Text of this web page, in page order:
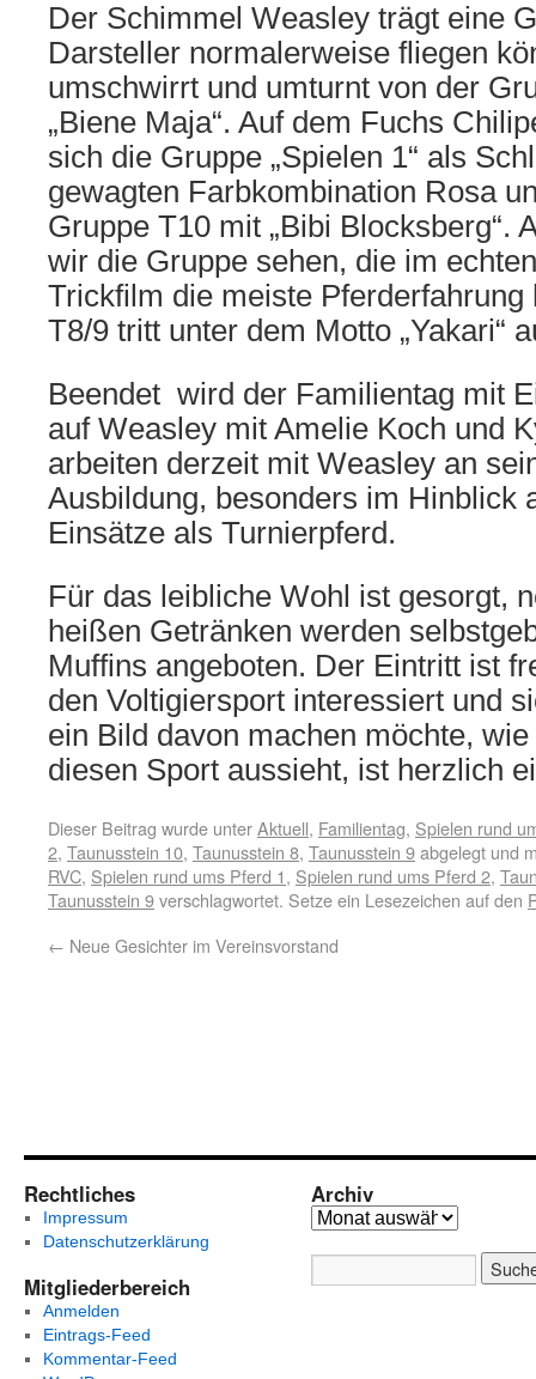
Der Schimmel Weasley trägt eine
Darsteller normalerweise fliegen
umschwirrt und umturnt von der
„Biene Maja“. Auf dem Fuchs
sich die Gruppe „Spielen 1“ als
gewagten Farbkombination Rosa
Gruppe T10 mit „Bibi Blocksberg“.
wir die Gruppe sehen, die im
Trickfilm die meiste Pferderfahrung
T8/9 tritt unter dem Motto „Yakari“
Beendet wird der Familientag mit
auf Weasley mit Amelie Koch und
arbeiten derzeit mit Weasley an
Ausbildung, besonders im Hinblick
Einsätze als Turnierpferd.
Für das leibliche Wohl ist gesorgt,
heißen Getränken werden
Muffins angeboten. Der Eintritt ist
den Voltigiersport interessiert und
ein Bild davon machen möchte,
diesen Sport aussieht, ist herzlich
Dieser Beitrag wurde unterAktuell, Familientag, Spielen rund
2, Taunusstein 10, Taunusstein 8, Taunusstein 9abgelegt und
RVC, Spielen rund ums Pferd 1, Spielen rund ums Pferd 2,
Taunusstein 9verschlagwortet. Setze ein Lesezeichen auf den
← Neue Gesichter im Vereinsvorstand
Rechtliches
Impressum
Datenschutzerklärung
Mitgliederbereich
Anmelden
Eintrags-Feed
Kommentar-Feed
Archiv